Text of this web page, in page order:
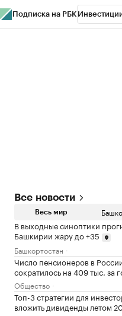
Подписка на РБК
Все новости
Весь мир
В выходные синоптики
Башкирии жару до +35
Башкортостан
Число пенсионеров в
сократилось на 409 тыс. за
Общество
Топ-3 стратегии для
вложить дивиденды летом